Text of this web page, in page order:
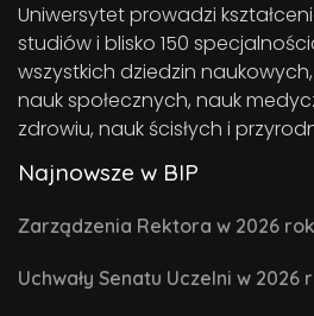
Uniwersytet prowadzi
studiów i blisko 150
wszystkich dziedzin
nauk społecznych, nauk
zdrowiu, nauk ścisłych i
Najnowsze w BIP
Zarządzenia Rektora w 2026
Uchwały Senatu Uczelni w 2026